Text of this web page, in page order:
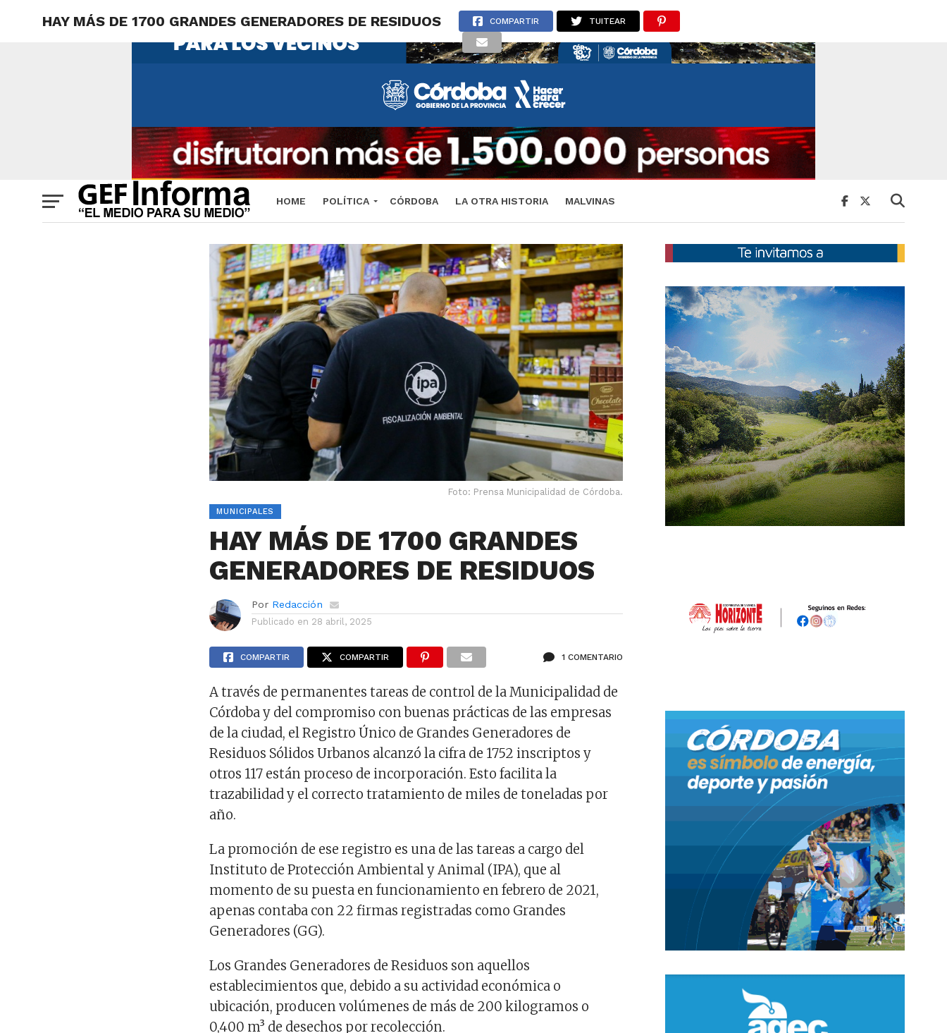
HOME POLÍTICA CÓRDOBA LA OTRA HISTORIA MALVINAS
HAY MÁS DE 1700 GRANDES GENERADORES DE RESIDUOS COMPARTIR TUITEAR
Foto: Prensa Municipalidad de Córdoba.
MUNICIPALES
HAY MÁS DE 1700 GRANDES
GENERADORES DE RESIDUOS
Por Redacción
Publicado en 28 abril, 2025
COMPARTIR COMPARTIR 1 COMENTARIO
A través de permanentes tareas de control de la Municipalidad de
Córdoba y del compromiso con buenas prácticas de las empresas
de la ciudad, el Registro Único de Grandes Generadores de
Residuos Sólidos Urbanos alcanzó la cifra de 1752 inscriptos y
otros 117 están proceso de incorporación. Esto facilita la
trazabilidad y el correcto tratamiento de miles de toneladas por
año.
La promoción de ese registro es una de las tareas a cargo del
Instituto de Protección Ambiental y Animal (IPA), que al
momento de su puesta en funcionamiento en febrero de 2021,
apenas contaba con 22 firmas registradas como Grandes
Generadores (GG).
Los Grandes Generadores de Residuos son aquellos
establecimientos que, debido a su actividad económica o
ubicación, producen volúmenes de más de 200 kilogramos o
0,400 m³ de desechos por recolección.